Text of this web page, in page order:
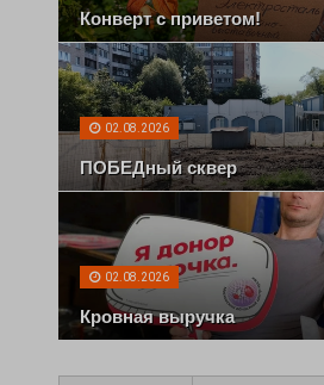
Конверт с приветом!
02.08.2026
ПОБЕДный сквер
02.08.2026
Кровная выручка